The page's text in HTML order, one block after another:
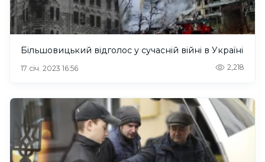
Більшовицький відголос у сучасній війні в Україні
17 січ. 2023 16:56 2,218